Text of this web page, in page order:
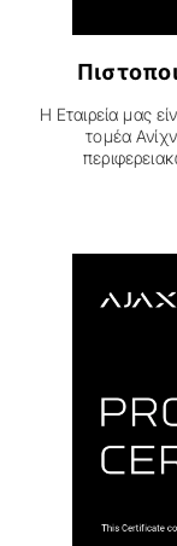
Η Εταιρεία μας
τομέα